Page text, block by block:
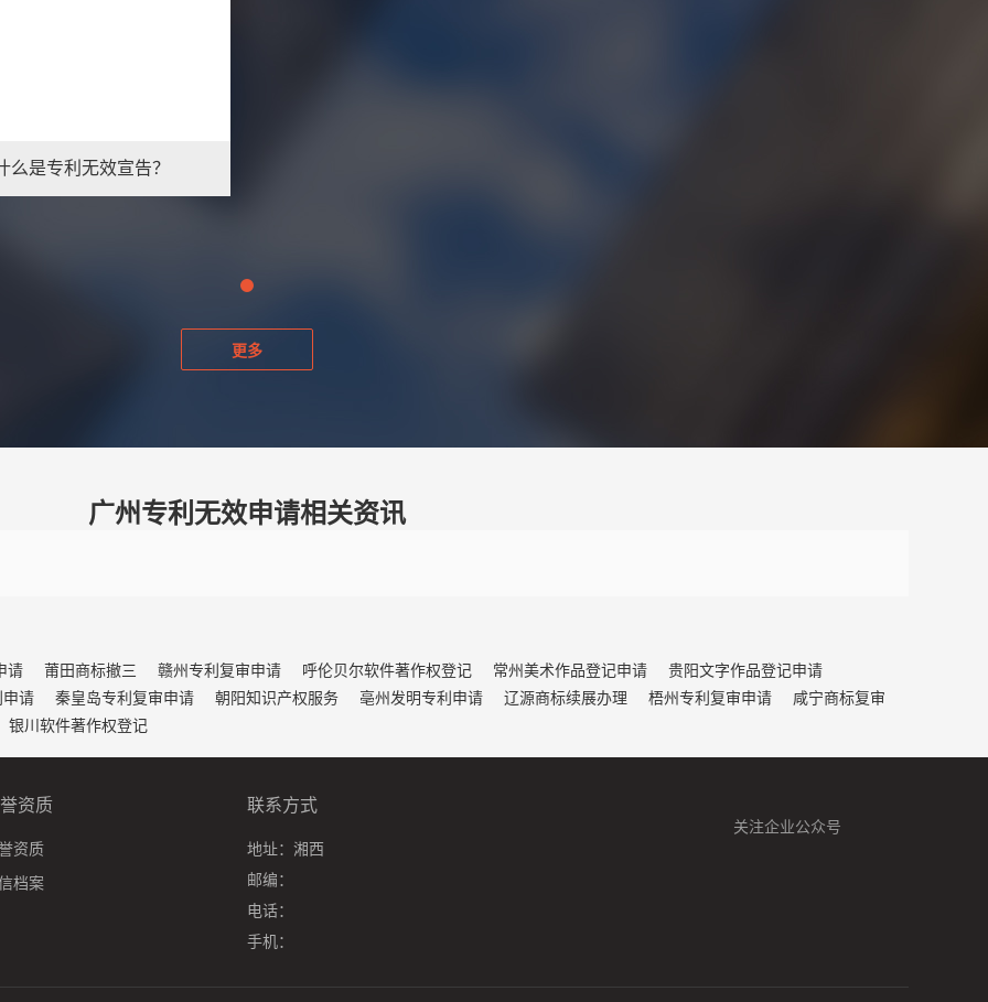
么是专利无效宣告？
更多
广州专利无效申请相关资讯
请 莆田商标撤三 赣州专利复审申请 呼伦贝尔软件著作权登记 常州美术作品登记申请
贵阳文字作品登记申请
申请
秦皇岛专利复审申请 朝阳知识产权服务 亳州发明专利申请 辽源商标续展办理 梧州专利复审申请
咸宁商标复审
银川软件著作权登记
资质
资质
档案
联系方式
地址： 湘西
邮编：
电话：
手机：
关注企业公众号